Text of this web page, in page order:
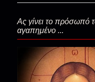
Ας γίνει το πρόσωπό
αγαπημένο ...